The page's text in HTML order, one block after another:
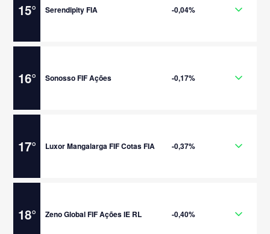
15° Serendipity FIA -0,04%
16° Sonosso FIF Ações -0,17%
17° Luxor Mangalarga FIF Cotas FIA -0,37%
18° Zeno Global FIF Ações IE RL -0,40%